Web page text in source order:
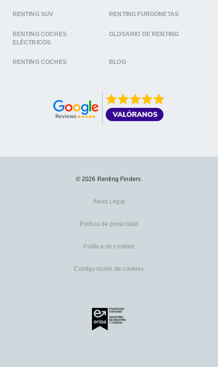
RENTING SUV RENTING FURGONETAS
RENTING COCHES
ELÉCTRICOS
GLOSARIO DE RENTING
RENTING COCHES BLOG
© 2026 Renting Finders.
Aviso Legal
Política de privacidad
Política de cookies
Configuración de cookies